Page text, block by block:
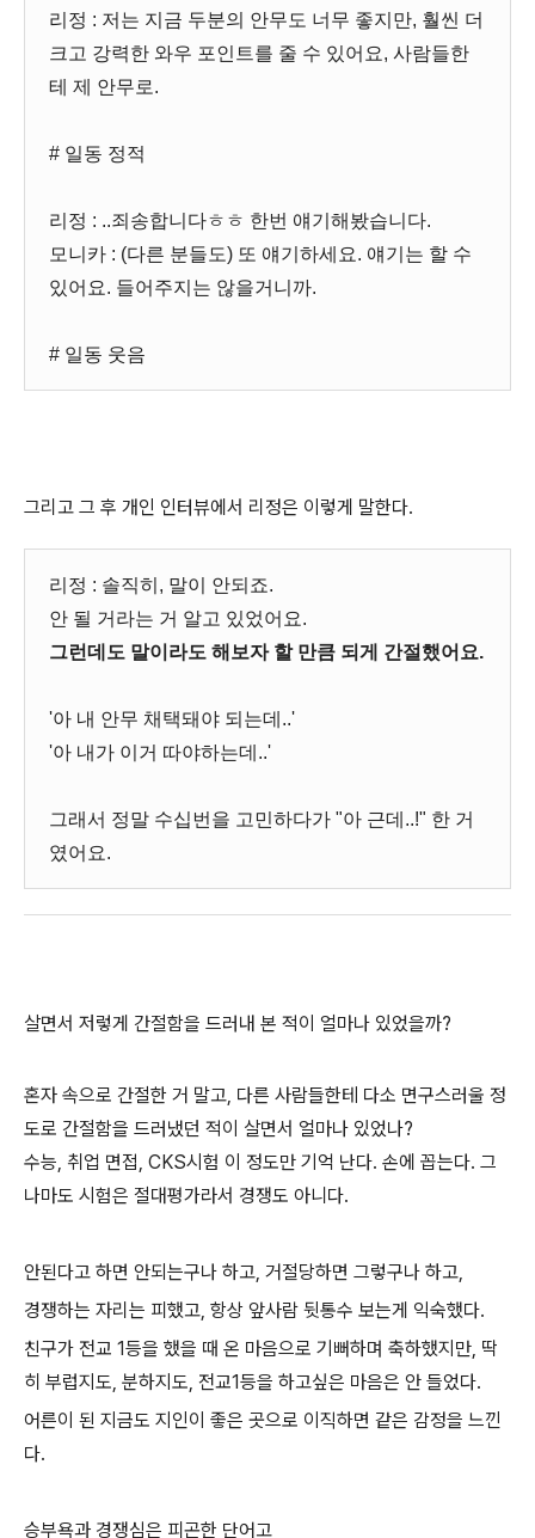
리정 : 저는 지금 두분의 안무도 너무 좋지만, 훨씬 더
크고 강력한 와우 포인트를 줄 수 있어요, 사람들한
테 제 안무로.
# 일동 정적
리정 : ..죄송합니다ㅎㅎ 한번 얘기해봤습니다.
모니카 : (다른 분들도) 또 얘기하세요. 얘기는 할 수
있어요. 들어주지는 않을거니까.
# 일동 웃음
그리고 그 후 개인 인터뷰에서 리정은 이렇게 말한다.
리정 : 솔직히, 말이 안되죠.
안 될 거라는 거 알고 있었어요.
그런데도 말이라도 해보자 할 만큼 되게 간절했어요.
'아 내 안무 채택돼야 되는데..'
'아 내가 이거 따야하는데..'
그래서 정말 수십번을 고민하다가 "아 근데..!" 한 거
였어요.
살면서 저렇게 간절함을 드러내 본 적이 얼마나 있었을까?
혼자 속으로 간절한 거 말고, 다른 사람들한테 다소 면구스러울 정
도로 간절함을 드러냈던 적이 살면서 얼마나 있었나?
수능, 취업 면접, CKS시험 이 정도만 기억 난다. 손에 꼽는다. 그
나마도 시험은 절대평가라서 경쟁도 아니다.
안된다고 하면 안되는구나 하고, 거절당하면 그렇구나 하고,
경쟁하는 자리는 피했고, 항상 앞사람 뒷통수 보는게 익숙했다.
친구가 전교 1등을 했을 때 온 마음으로 기뻐하며 축하했지만, 딱
히 부럽지도, 분하지도, 전교1등을 하고싶은 마음은 안 들었다.
어른이 된 지금도 지인이 좋은 곳으로 이직하면 같은 감정을 느낀
다.
승부욕과 경쟁심은 피곤한 단어고